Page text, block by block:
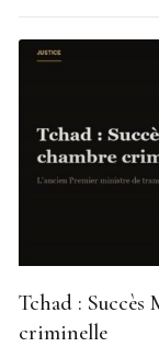
Tchad : Succès
criminelle